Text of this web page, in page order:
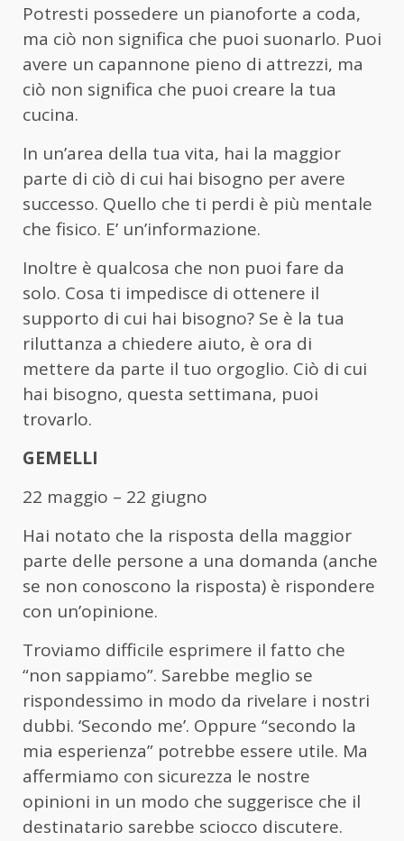
Potresti possedere un pianoforte a coda,
ma ciò non significa che puoi suonarlo. Puoi
avere un capannone pieno di attrezzi, ma
ciò non significa che puoi creare la tua
cucina.
In un’area della tua vita, hai la maggior
parte di ciò di cui hai bisogno per avere
successo. Quello che ti perdi è più mentale
che fisico. E’ un’informazione.
Inoltre è qualcosa che non puoi fare da
solo. Cosa ti impedisce di ottenere il
supporto di cui hai bisogno? Se è la tua
riluttanza a chiedere aiuto, è ora di
mettere da parte il tuo orgoglio. Ciò di cui
hai bisogno, questa settimana, puoi
trovarlo.
GEMELLI
22 maggio – 22 giugno
Hai notato che la risposta della maggior
parte delle persone a una domanda (anche
se non conoscono la risposta) è rispondere
con un’opinione.
Troviamo difficile esprimere il fatto che
“non sappiamo”. Sarebbe meglio se
rispondessimo in modo da rivelare i nostri
dubbi. ‘Secondo me’. Oppure “secondo la
mia esperienza” potrebbe essere utile. Ma
affermiamo con sicurezza le nostre
opinioni in un modo che suggerisce che il
destinatario sarebbe sciocco discutere.